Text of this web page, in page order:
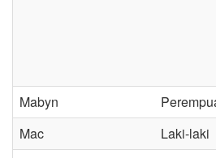
Mabyn
Mac
Laki-laki